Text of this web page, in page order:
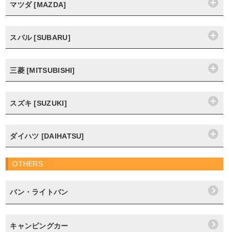
マツダ [MAZDA]
スバル [SUBARU]
三菱 [MITSUBISHI]
スズキ [SUZUKI]
ダイハツ [DAIHATSU]
OTHERS
バン・ライトバン
キャンピングカー